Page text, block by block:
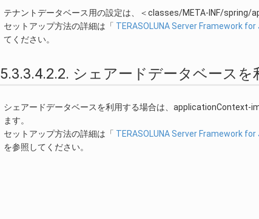
テナントデータベース用の設定は、＜classes/META-INF/spring/
セットアップ方法の詳細は「 TERASOLUNA Server Framework
てください。
5.3.3.4.2.2. シェアードデータベース
シェアードデータベースを利用する場合は、
ます。
セットアップ方法の詳細は「 TERASOLUNA Server Framework
を参照してください。